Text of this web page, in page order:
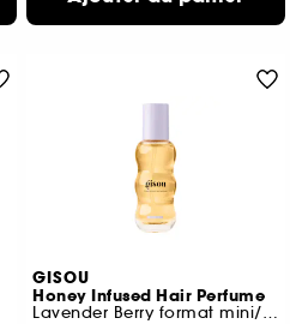
GISOU
Honey Infused Hair Perfume
Lavender Berry format mini/voyage